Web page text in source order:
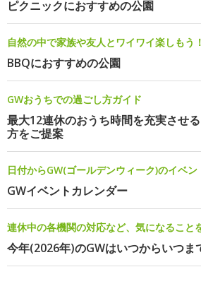
ピクニックにおすすめの公園
自然の中で家族や友人とワイワイ楽しもう！
BBQにおすすめの公園
GWおうちでの過ごし方ガイド
最大12連休のおうち時間を充実させ
方をご提案
日付からGW(ゴールデンウィーク)のイベン
GWイベントカレンダー
連休中の各機関の対応など、気になること
今年(2026年)のGWはいつからいつま